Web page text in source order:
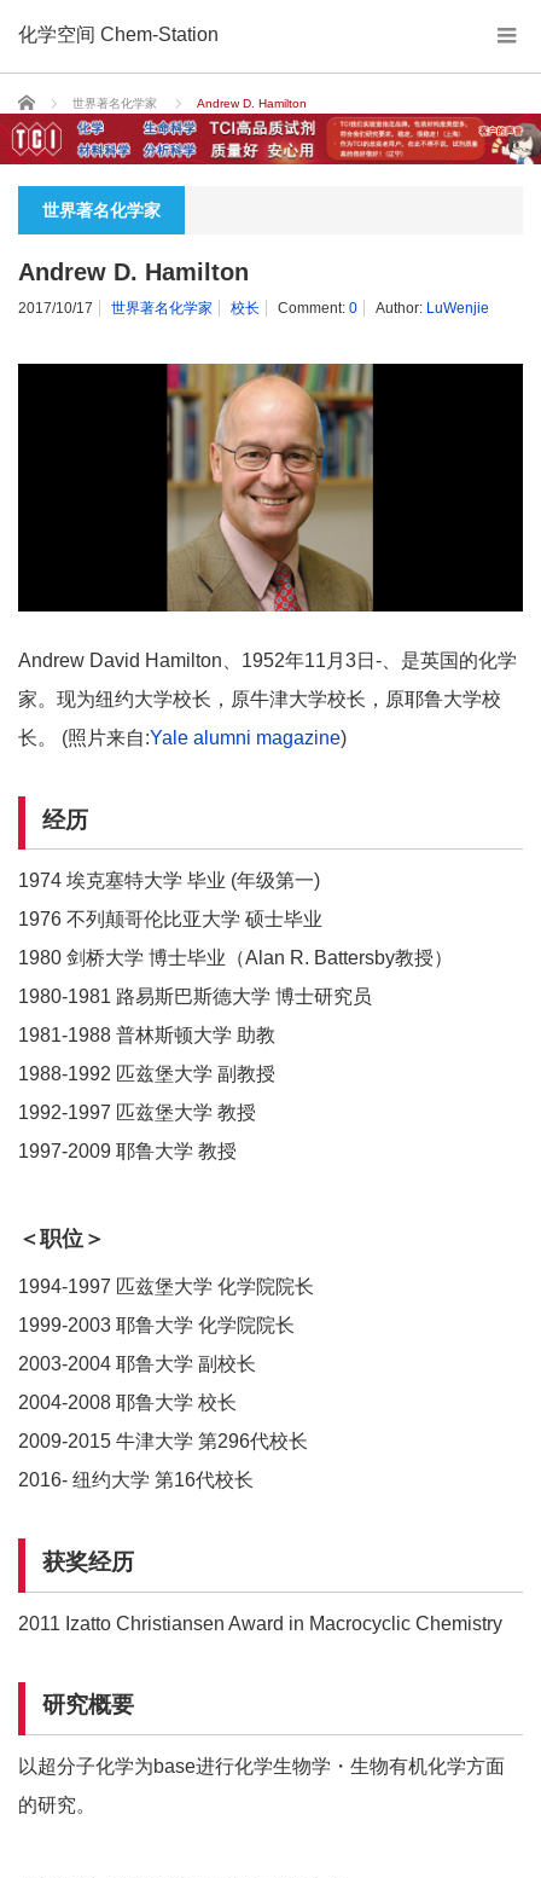
化学空间 Chem-Station
Home 世界著名化学家 Andrew D. Hamilton
世界著名化学家
Andrew D. Hamilton
2017/10/17 世界著名化学家 校长 Comment: 0 Author: LuWenjie
Andrew David Hamilton、1952年11月3日-、是英国的化学
家。现为纽约大学校长，原牛津大学校长，原耶鲁大学校
长。 (照片来自:Yale alumni magazine)
经历
1974 埃克塞特大学 毕业 (年级第一)
1976 不列颠哥伦比亚大学 硕士毕业
1980 剑桥大学 博士毕业（Alan R. Battersby教授）
1980-1981 路易斯巴斯德大学 博士研究员
1981-1988 普林斯顿大学 助教
1988-1992 匹兹堡大学 副教授
1992-1997 匹兹堡大学 教授
1997-2009 耶鲁大学 教授
＜职位＞
1994-1997 匹兹堡大学 化学院院长
1999-2003 耶鲁大学 化学院院长
2003-2004 耶鲁大学 副校长
2004-2008 耶鲁大学 校长
2009-2015 牛津大学 第296代校长
2016- 纽约大学 第16代校长
获奖经历
2011 Izatto Christiansen Award in Macrocyclic Chemistry
研究概要
以超分子化学为base进行化学生物学・生物有机化学方面
的研究。